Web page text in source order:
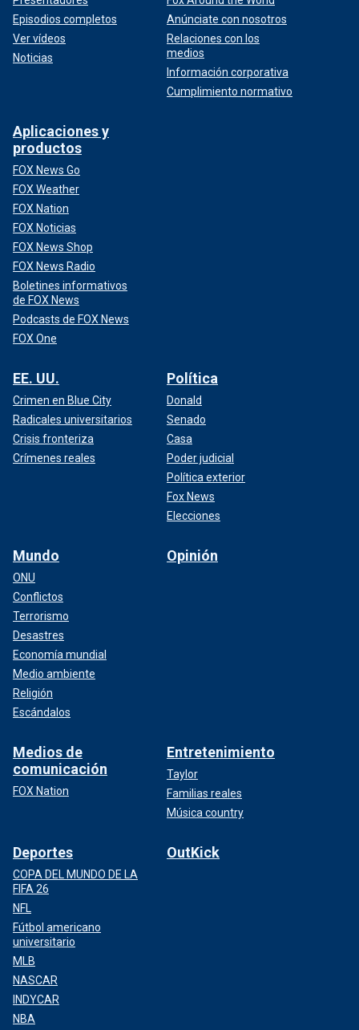
Episodios completos
Ver vídeos
Noticias
Anúnciate con nosotros
Relaciones con los
medios
Información corporativa
Cumplimiento normativo
Aplicaciones y
productos
FOX News Go
FOX Weather
FOX Nation
FOX Noticias
FOX News Shop
FOX News Radio
Boletines informativos
de FOX News
Podcasts de FOX News
FOX One
EE. UU.
Crimen en Blue City
Radicales universitarios
Crisis fronteriza
Crímenes reales
Política
Donald
Senado
Casa
Poder judicial
Política exterior
Fox News
Elecciones
Mundo
ONU
Conflictos
Terrorismo
Desastres
Economía mundial
Medio ambiente
Religión
Escándalos
Opinión
Medios de
comunicación
FOX Nation
Entretenimiento
Taylor
Familias reales
Música country
Deportes
COPA DEL MUNDO DE LA
FIFA 26
NFL
Fútbol americano
universitario
MLB
NASCAR
INDYCAR
NBA
OutKick